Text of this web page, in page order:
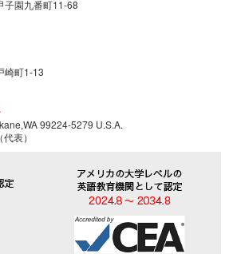
子園九番町11-68
崎町1-13
99224-5279 U.S.A.
表）